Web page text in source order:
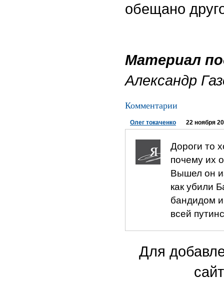
обещано
Материал
Александр
Комментарии
Олег токаченко 22 ноября
Дороги то
почему их
Вышел он
как убили
бандидом
всей
Для